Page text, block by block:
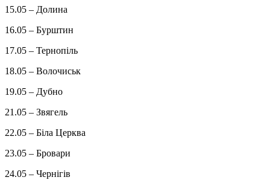
15.05 – Долина
16.05 – Бурштин
17.05 – Тернопіль
18.05 – Волочиськ
19.05 – Дубно
21.05 – Звягель
22.05 – Біла Церква
23.05 – Бровари
24.05 – Чернігів